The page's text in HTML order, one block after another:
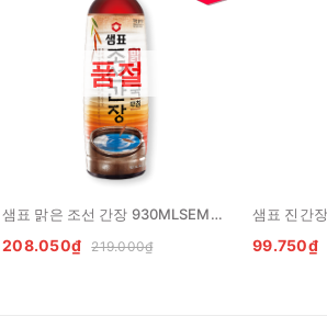
품절
샘표 맑은 조선 간장 930MLSEMPIO Nuoc tuong trong
208.050₫ 219.000₫ 99.750₫